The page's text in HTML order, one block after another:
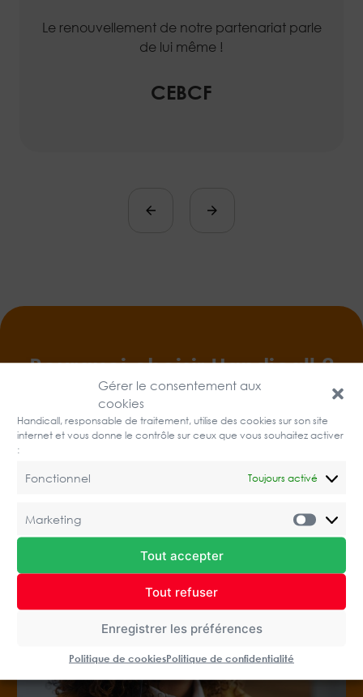
Gérer le consentement aux
cookies
Handicall, responsable de traitement, utilise des cookies sur son site
internet et vous donne le contrôle sur ceux que vous souhaitez activer
:
Fonctionnel Toujours activé
Marketing
Tout accepter
Tout refuser
Enregistrer les préférences
Politique de cookiesPolitique de confidentialité
Le renouvellement de notre partenariat parle
de lui même !
CEBCF
Pourquoi choisir Handicall ?
Externaliser sa relation client et ses processus métier
autrement, en la confiant à des centres d’appel
100% français !